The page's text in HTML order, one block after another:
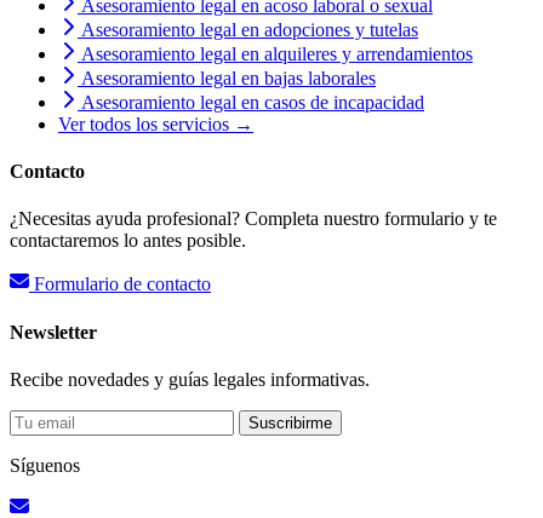
Asesoramiento legal en acoso laboral o sexual
Asesoramiento legal en adopciones y tutelas
Asesoramiento legal en alquileres y arrendamientos
Asesoramiento legal en bajas laborales
Asesoramiento legal en casos de incapacidad
Ver todos los servicios →
Contacto
¿Necesitas ayuda profesional? Completa nuestro formulario y te
contactaremos lo antes posible.
Formulario de contacto
Newsletter
Recibe novedades y guías legales informativas.
Suscribirme
Síguenos